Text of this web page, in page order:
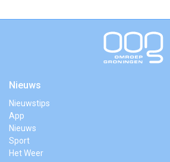
Nieuws
Nieuwstips
App
Nieuws
Sport
Het Weer